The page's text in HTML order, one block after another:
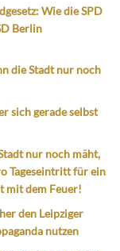
Wie die SPD
Berlin
die Stadt nur noch
sich gerade selbst
nur noch mäht,
Tageseintritt für ein
mit dem Feuer!
den Leipziger
nutzen